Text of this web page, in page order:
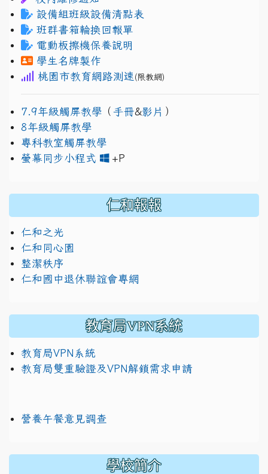
設備組班級設備清點表
班群書箱輪換回報單
電動板擦機保養說明
學生名牌製作
桃園市教育網路測速 (限教網)
7.9年級觸屏教學 （ 手冊&影片 ）
8年級觸屏教學
專科教室觸屏教學
螢幕同步小程式
+P
仁和報報
仁和之光
仁和同心園
整潔秩序
仁和國中退休聯誼會專網
教育局VPN系統
教育局VPN系統
教育局雙重驗證及VPN解鎖需求申請
營養午餐意見調查
學校簡介